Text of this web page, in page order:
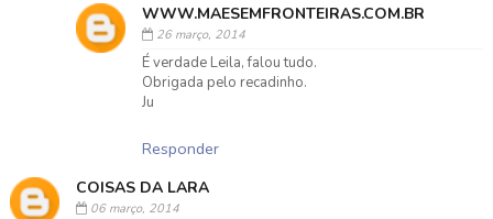
WWW.MAESEMFRONTEIRAS.COM.BR
26 março, 2014
É verdade Leila, falou tudo.
Obrigada pelo recadinho.
Ju
Responder
COISAS DA LARA
06 março, 2014